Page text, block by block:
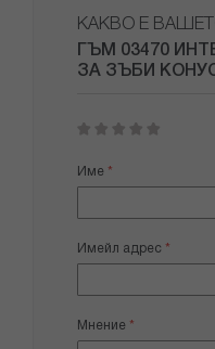
КАКВО Е
ГЪМ 03470
ЗА ЗЪБИ
star
stars
stars
stars
stars
Име
Имейл адрес
Мнение